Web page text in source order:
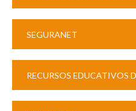
SEGURANET
RECURSOS EDUCATIVOS